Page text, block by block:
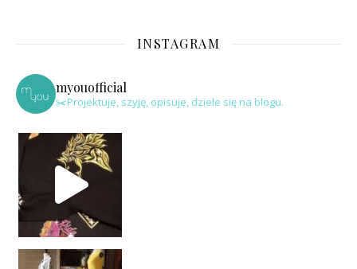
INSTAGRAM
myouofficial
✂️Projektuje, szyję, opisuje, dziele się na blogu.